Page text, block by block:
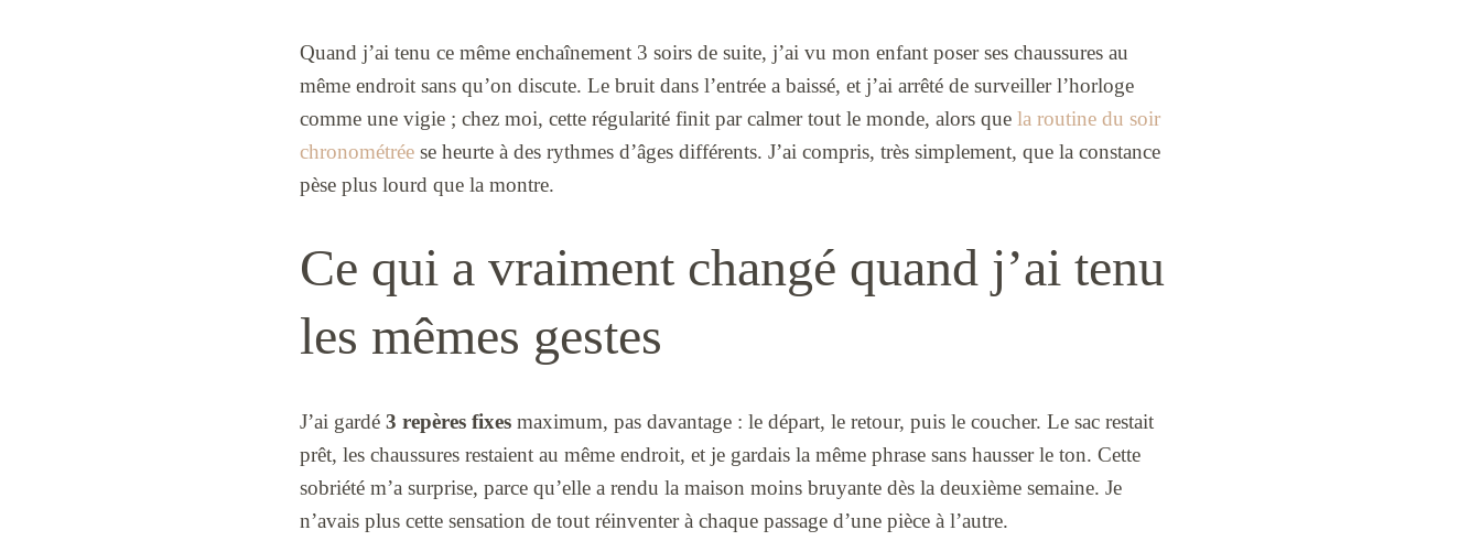
Quand j’ai tenu ce même enchaînement 3 soirs de suite, j’ai vu mon enfant poser ses chaussures au
même endroit sans qu’on discute. Le bruit dans l’entrée a baissé, et j’ai arrêté de surveiller l’horloge
comme une vigie ; chez moi, cette régularité finit par calmer tout le monde, alors que la routine du soir
chronométrée se heurte à des rythmes d’âges différents. J’ai compris, très simplement, que la constance
pèse plus lourd que la montre.
Ce qui a vraiment changé quand j’ai tenu
les mêmes gestes
J’ai gardé 3 repères fixes maximum, pas davantage : le départ, le retour, puis le coucher. Le sac restait
prêt, les chaussures restaient au même endroit, et je gardais la même phrase sans hausser le ton. Cette
sobriété m’a surprise, parce qu’elle a rendu la maison moins bruyante dès la deuxième semaine. Je
n’avais plus cette sensation de tout réinventer à chaque passage d’une pièce à l’autre.